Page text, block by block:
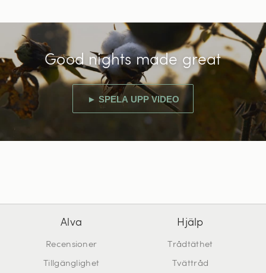
Good nights made great
► SPELA UPP VIDEO
Alva
Recensioner
Tillgänglighet
Hjälp
Trådtäthet
Tvättråd